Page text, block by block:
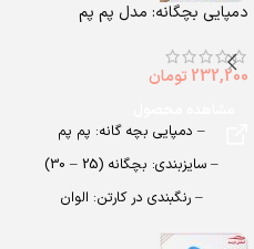
دمپایی بچگانه: مدل پم پم
232,200 تومان
– دمپایی بچه گانه: پم پم
– سایزبندی: بچگانه (25 – 30)
– رنگبندی در کارتن: الوان
– تعداد در کارتن:24 جفت